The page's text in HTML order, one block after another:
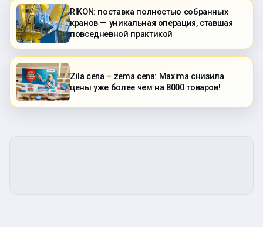
RIKON: поставка полностью собранных
кранов — уникальная операция, ставшая
повседневной практикой
Zila cena – zema cena: Maxima снизила
цены уже более чем на 8000 товаров!